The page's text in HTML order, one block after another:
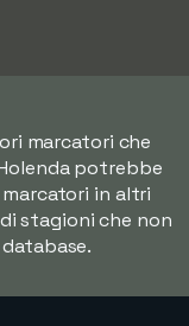
marcatori che
potrebbe
in altri
stagioni che non